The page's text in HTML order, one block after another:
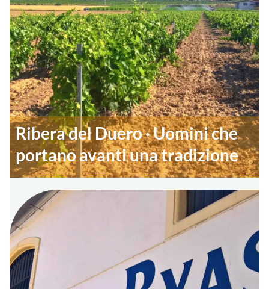
Ribera del Duero · Uomini che
portano avanti una tradizione